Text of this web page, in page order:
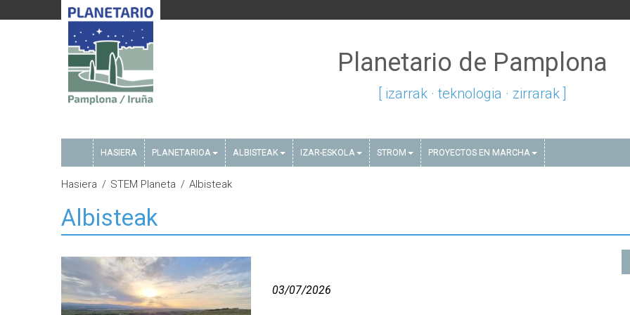
Planetario de Pamplona
[ izarrak · teknologia · zirrarak ]
HASIERA PLANETARIOA ALBISTEAK IZAR-ESKOLA STROM PROYECTOS EN MARCHA
Hasiera STEM Planeta Albisteak
Albisteak
03/07/2026